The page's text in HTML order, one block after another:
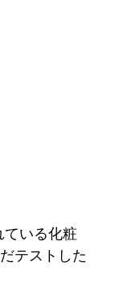
テストした